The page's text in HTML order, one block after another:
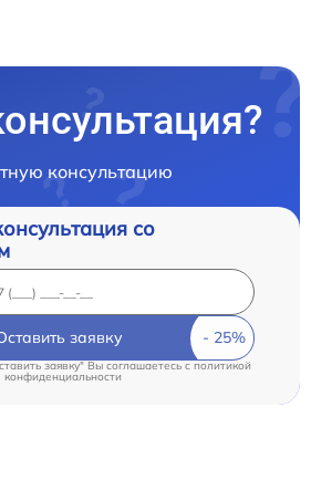
консультацию
со
заявку
заявку" Вы соглашаетесь c политикой
конфиденциальности